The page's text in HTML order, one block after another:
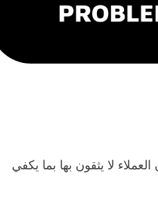
لا يثقون بها بما يكفي